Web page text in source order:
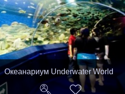
Океанариум Underwater World